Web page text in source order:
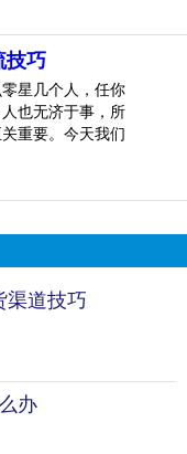
无需懂开发，无...[查
目技巧
，很多朋友都表示这
册的时候有点不知道
大家解答。
自营贷款、证券/期
;
善、天天基金会
技巧
星几个人，任你
也无济于事，所
重要。今天我们
渠道技巧
办